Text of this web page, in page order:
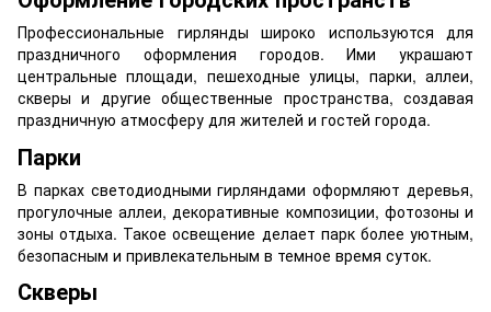
Профессиональные гирлянды широко используются для
праздничного оформления городов. Ими украшают
центральные площади, пешеходные улицы, парки, аллеи,
скверы и другие общественные пространства, создавая
праздничную атмосферу для жителей и гостей города.
Парки
В парках светодиодными гирляндами оформляют деревья,
прогулочные аллеи, декоративные композиции, фотозоны и
зоны отдыха. Такое освещение делает парк более уютным,
безопасным и привлекательным в темное время суток.
Скверы